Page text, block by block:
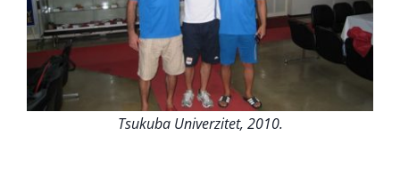
Tsukuba Univerzitet, 2010.